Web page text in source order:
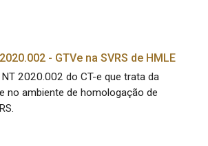
- GTVe na SVRS de HMLE
2020.002 do CT-e que trata da
no ambiente de homologação de